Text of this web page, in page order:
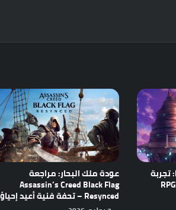
مراجعة Echoes of Aincrad: تجربة
واعدة تجمع بين تحدي الـ RPG
عودة ملك البحار: مراجعة
Assassin’s Creed Black Flag
Resynced – تحفة فنية أعيد إحياؤها!